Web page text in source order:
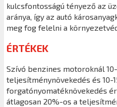
kulcsfontosságú tényező az
aránya, így az autó
meg fog felelni a
ÉRTÉKEK
Szívó benzines motoroknál
teljesítménynövekedés és 10-
forgatónyomatéknövekedés
átlagosan 20%-os a